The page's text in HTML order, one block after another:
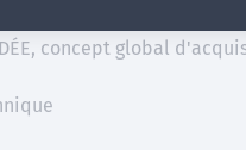
concept global